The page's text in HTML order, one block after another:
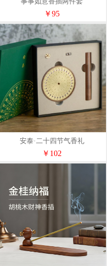
￥95
安泰·二十四节气香礼
￥102